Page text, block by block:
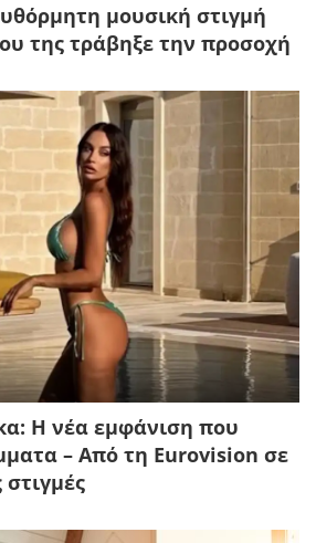
μουσική στιγμή
της τράβηξε την προσοχή
Η νέα εμφάνιση που
– Από τη Eurovision σε